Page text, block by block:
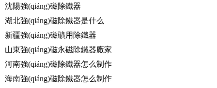
沈陽強(qiáng)磁除鐵器
湖北強(qiáng)磁除鐵器是什么
新疆強(qiáng)磁礦用除鐵器
山東強(qiáng)磁永磁除鐵器廠家
河南強(qiáng)磁除鐵器怎么制作
海南強(qiáng)磁除鐵器怎么制作